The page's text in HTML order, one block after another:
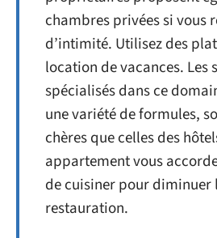
chambres privées si vous
d’intimité. Utilisez des
location de vacances. Les
spécialisés dans ce
une variété de formules,
chères que celles des
appartement vous
de cuisiner pour diminuer
restauration.